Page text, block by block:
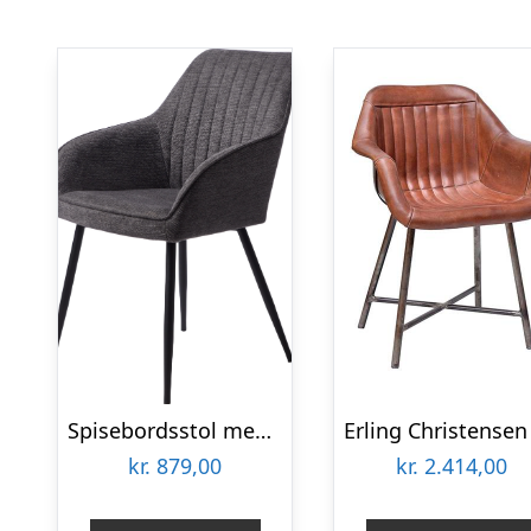
Spisebordsstol med armlæn Nordique Design Nolan mørkegrå Brego-stof med diagonalt mønster sort metalstel H84ÃB58ÃL59 cm
kr. 879,00
kr. 2.414,00